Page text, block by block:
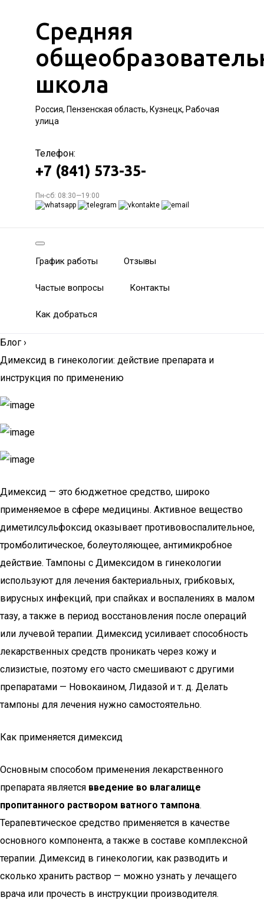
Средняя
школа
Россия, Пензенская область, Кузнецк, Рабочая
улица
Телефон:
+7 (841) 573-35-
Пн-сб: 08:30—19:00
График работы Отзывы
Частые вопросы Контакты
Как добраться
Блог ›
Димексид в гинекологии: действие препарата и
инструкция по применению
Димексид — это бюджетное средство, широко
применяемое в сфере медицины. Активное вещество
диметилсульфоксид оказывает противовоспалительное,
тромболитическое, болеутоляющее, антимикробное
действие. Тампоны с Димексидом в гинекологии
используют для лечения бактериальных, грибковых,
вирусных инфекций, при спайках и воспалениях в малом
тазу, а также в период восстановления после операций
или лучевой терапии. Димексид усиливает способность
лекарственных средств проникать через кожу и
слизистые, поэтому его часто смешивают с другими
препаратами — Новокаином, Лидазой и т. д. Делать
тампоны для лечения нужно самостоятельно.
Как применяется димексид
Основным способом применения лекарственного
препарата является введение во влагалище
пропитанного раствором ватного тампона.
Терапевтическое средство применяется в качестве
основного компонента, а также в составе комплексной
терапии. Димексид в гинекологии, как разводить и
сколько хранить раствор — можно узнать у лечащего
врача или прочесть в инструкции производителя.